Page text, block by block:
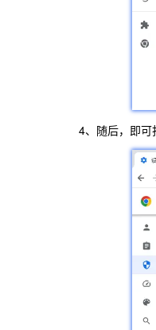
4、随后，即可